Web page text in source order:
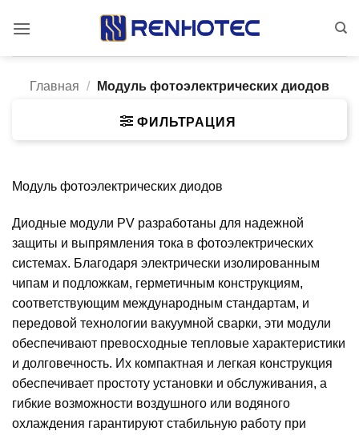
Главная / Модуль фотоэлектрических диодов
ФИЛЬТРАЦИЯ
Модуль фотоэлектрических диодов
Диодные модули PV разработаны для надежной
защиты и выпрямления тока в фотоэлектрических
системах. Благодаря электрически изолированным
чипам и подложкам, герметичным конструкциям,
соответствующим международным стандартам, и
передовой технологии вакуумной сварки, эти модули
обеспечивают превосходные тепловые характеристики
и долговечность. Их компактная и легкая конструкция
обеспечивает простоту установки и обслуживания, а
гибкие возможности воздушного или водяного
охлаждения гарантируют стабильную работу при